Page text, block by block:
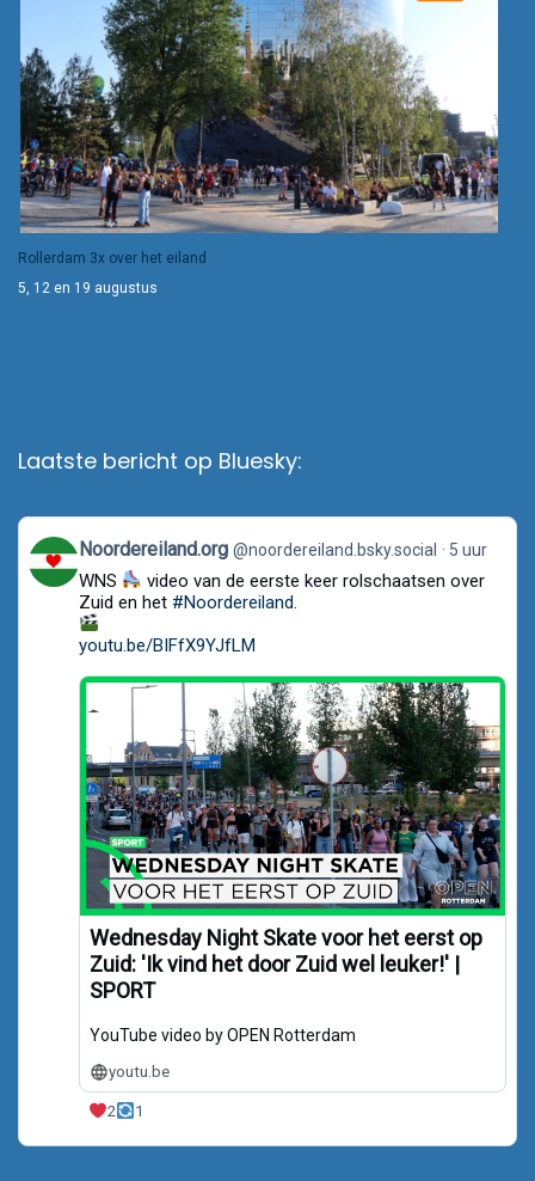
Rollerdam 3x over het eiland
5, 12 en 19 augustus
Laatste bericht op Bluesky:
View
post
by
Noordereiland.org
Noordereiland.org @noordereiland.bsky.social 5 uur
WNS
video van de eerste keer rolschaatsen over
Zuid en het #Noordereiland
youtu.be/BIFfX9YJfLM
Wednesday Night Skate voor het eerst op
Zuid: 'Ik vind het door Zuid wel leuker!' |
SPORT
YouTube video by OPEN Rotterdam
youtu.be
2 1